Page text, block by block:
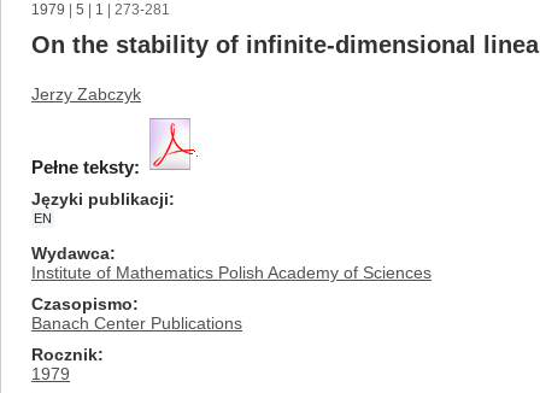
1979 5 1 | 273-281
On the stability of infinite-dimensional
Jerzy Zabczyk
Pełne teksty:
Języki publikacji
EN
Wydawca
Institute of Mathematics Polish Academy of Sciences
Czasopismo
Banach Center Publications
Rocznik
1979